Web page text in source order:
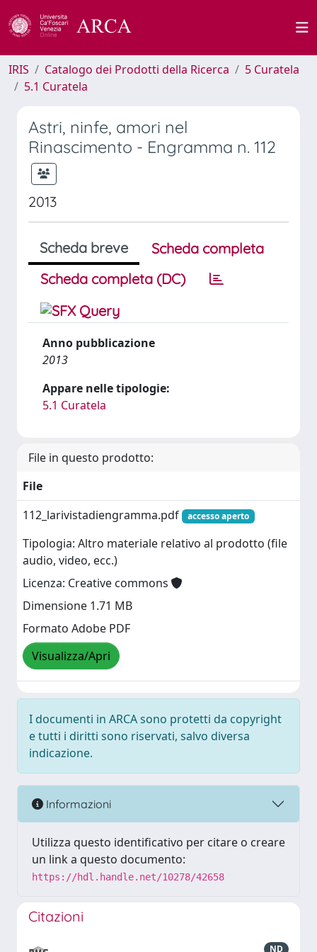
IRIS Catalogo dei Prodotti della Ricerca
5 Curatela
5.1 Curatela
Astri, ninfe, amori nel
Rinascimento - Engramma n. 112
2013
Scheda breve
Scheda completa
Scheda completa (DC)
Anno pubblicazione
2013
Appare nelle tipologie:
5.1 Curatela
File in questo prodotto:
File
112_larivistadiengramma.pdf
accesso aperto
Tipologia: Altro materiale relativo al prodotto (file
audio, video, ecc.)
Licenza: Creative commons
Dimensione 1.71 MB
Formato Adobe PDF
Visualizza/Apri
I documenti in ARCA sono protetti da copyright
e tutti i diritti sono riservati, salvo diversa
indicazione.
Informazioni
Utilizza questo identificativo per citare o creare
un link a questo documento:
https://hdl.handle.net/10278/42658
Citazioni
ND